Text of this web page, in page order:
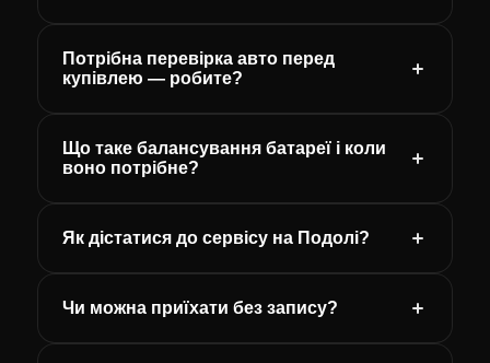
Потрібна перевірка авто перед
купівлею — робите?
Що таке балансування батареї і коли
воно потрібне?
Як дістатися до сервісу на Подолі?
Чи можна приїхати без запису?